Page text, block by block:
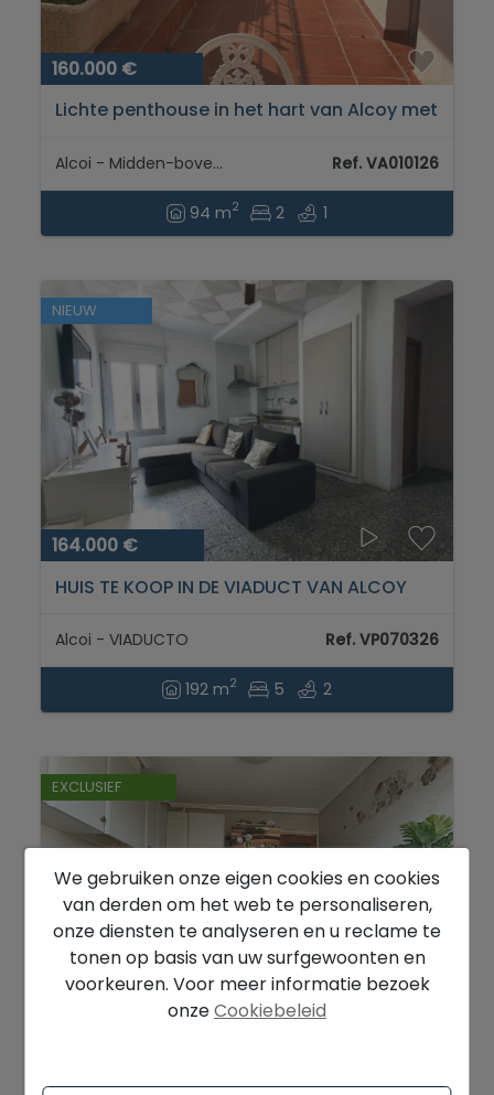
160.000 €
Lichte penthouse in het hart van Alcoy met
Alcoi - Midden-bovengebied Ref. VA010126
94 m2 2 1
NIEUW
164.000 €
HUIS TE KOOP IN DE VIADUCT VAN ALCOY
Alcoi - VIADUCTO Ref. VP070326
192 m2 5 2
EXCLUSIEF
VAN ALCOY...
We gebruiken onze eigen cookies en cookies
van derden om het web te personaliseren,
onze diensten te analyseren en u reclame te
tonen op basis van uw surfgewoonten en
voorkeuren. Voor meer informatie bezoek
onzeCookiebeleid